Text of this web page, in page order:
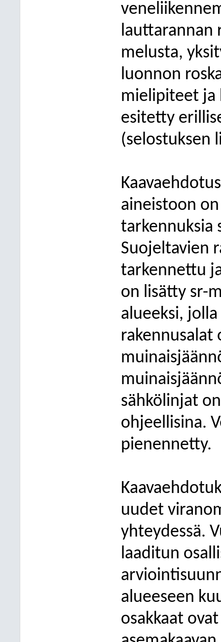
lauttarannan
melusta,
luonnon
mielipiteet ja
esitetty
(selostuksen
aineistoon
tarkennuksia
Suojeltavien
tarkennettu
on lisätty sr-
alueeksi,
rakennusalat
sähkölinjat
ohjeellisina.
pienennetty.
uudet
yhteydessä.
laaditun
alueeseen
osakkaat